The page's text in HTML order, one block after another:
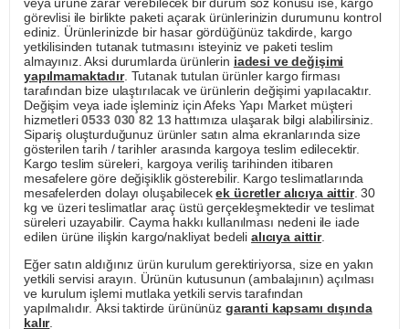
görevlisi ile birlikte paketi açarak ürünlerinizin durumunu kontrol
ediniz. Ürünlerinizde bir hasar gördüğünüz takdirde, kargo
yetkilisinden tutanak tutmasını isteyiniz ve paketi teslim
almayınız. Aksi durumlarda ürünlerin iadesi ve değişimi
yapılmamaktadır. Tutanak tutulan ürünler kargo firması
tarafından bize ulaştırılacak ve ürünlerin değişimi yapılacaktır.
Değişim veya iade işleminiz için Afeks Yapı Market müşteri
hizmetleri0533 030 82 13hattımıza ulaşarak bilgi alabilirsiniz.
Sipariş oluşturduğunuz ürünler satın alma ekranlarında size
gösterilen tarih / tarihler arasında kargoya teslim edilecektir.
Kargo teslim süreleri, kargoya veriliş tarihinden itibaren
mesafelere göre değişiklik gösterebilir. Kargo teslimatlarında
mesafelerden dolayı oluşabilecekek ücretler alıcıya aittir. 30
kg ve üzeri teslimatlar araç üstü gerçekleşmektedir ve teslimat
süreleri uzayabilir. Cayma hakkı kullanılması nedeni ile iade
edilen ürüne ilişkin kargo/nakliyat bedeli alıcıya aittir.
Eğer satın aldığınız ürün kurulum gerektiriyorsa, size en yakın
yetkili servisi arayın. Ürünün kutusunun (ambalajının) açılması
ve kurulum işlemi mutlaka yetkili servis tarafından
yapılmalıdır. Aksi taktirde ürününüz garanti kapsamı dışında
kalır.